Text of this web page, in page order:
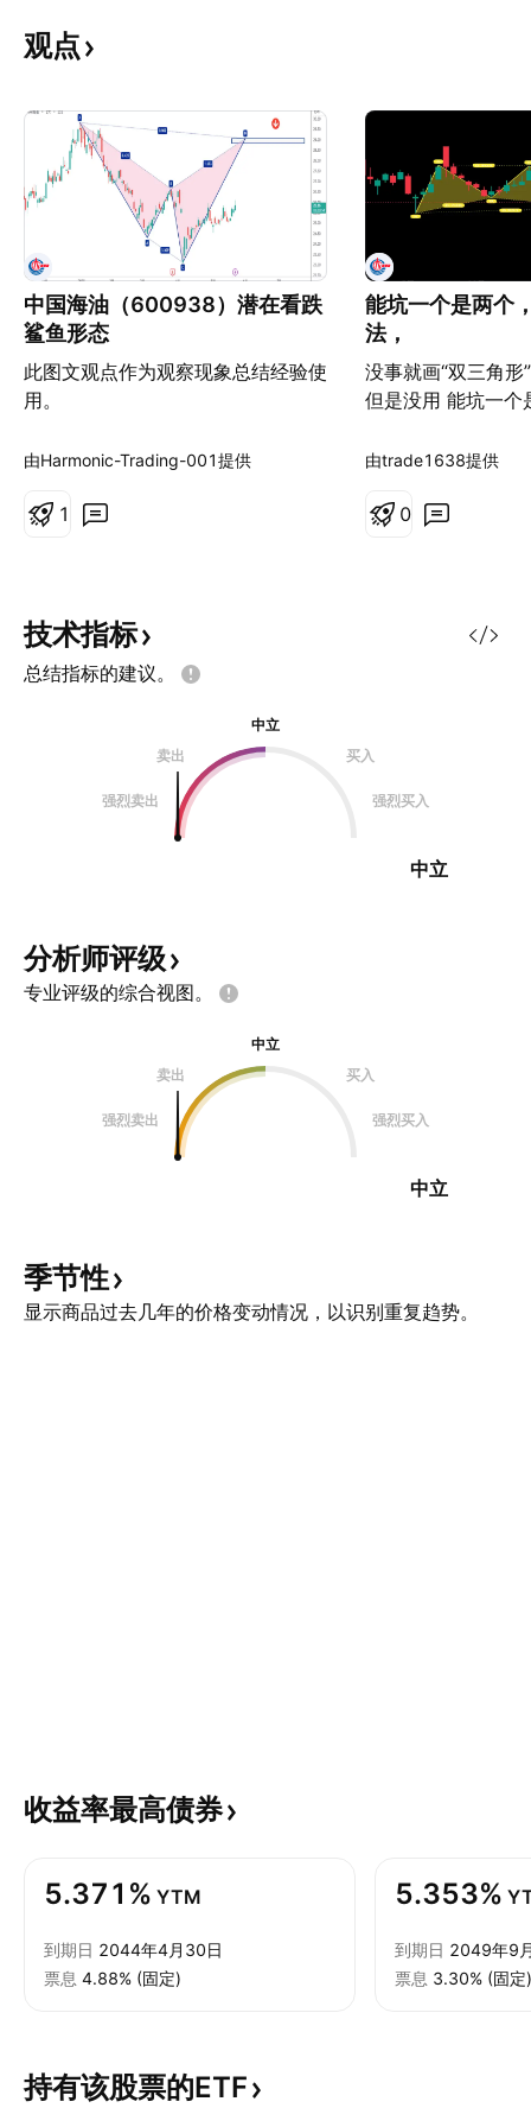
观点
中国海油（600938）潜在看跌
鲨鱼形态
此图文观点作为观察现象总结经验使
用。
由Harmonic-Trading-001提供
1
能坑一个是两个
法，
没事就画“双三角形
但是没用 能坑一个
由trade1638提供
0
技术指标
总结指标的建议。
中立
卖出
买入
强烈卖出 强烈买入
中立
分析师评级
专业评级的综合视图。
中立
卖出
买入
强烈卖出 强烈买入
中立
季节性
显示商品过去几年的价格变动情况，以识别重复趋势。
收益率最高债券
5.371% YTM
到期日 2044年4月30日
票息 4.88% (固定)
5.353%
到期日 2049年9
票息 3.30% (固定)
持有该股票的ETF